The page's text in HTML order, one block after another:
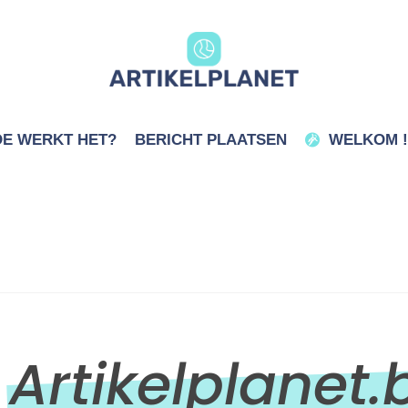
WERKT HET? BERICHT PLAATSEN WELKOM !